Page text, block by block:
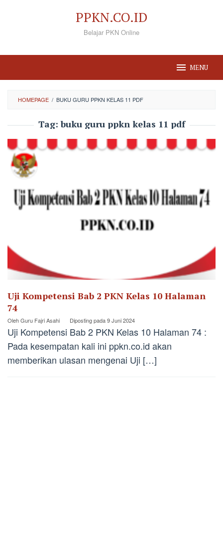
PPKN.CO.ID
Belajar PKN Online
MENU
HOMEPAGE / BUKU GURU PPKN KELAS 11 PDF
Tag:buku guru ppkn kelas 11 pdf
Uji Kompetensi Bab 2 PKN Kelas 10 Halaman
74
OlehGuru Fajri Asahi Diposting pada9 Juni 2024
Uji Kompetensi Bab 2 PKN Kelas 10 Halaman 74 :
Pada kesempatan kali ini ppkn.co.id akan
memberikan ulasan mengenai Uji […]